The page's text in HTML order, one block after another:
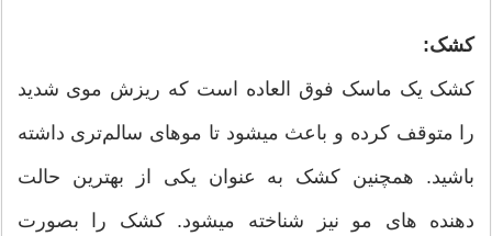
کشک:
کشک یک ماسک فوق­ العاده است که ریزش موی شدید
را متوقف کرده و باعث می­شود تا موهای سالم‌­تری داشته
باشید. همچنین کشک به عنوان یکی از بهترین حالت
دهنده­ های مو نیز شناخته می­شود. کشک را بصورت